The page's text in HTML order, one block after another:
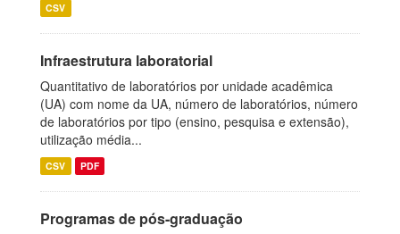
CSV
Infraestrutura laboratorial
Quantitativo de laboratórios por unidade acadêmica
(UA) com nome da UA, número de laboratórios, número
de laboratórios por tipo (ensino, pesquisa e extensão),
utilização média...
CSV PDF
Programas de pós-graduação